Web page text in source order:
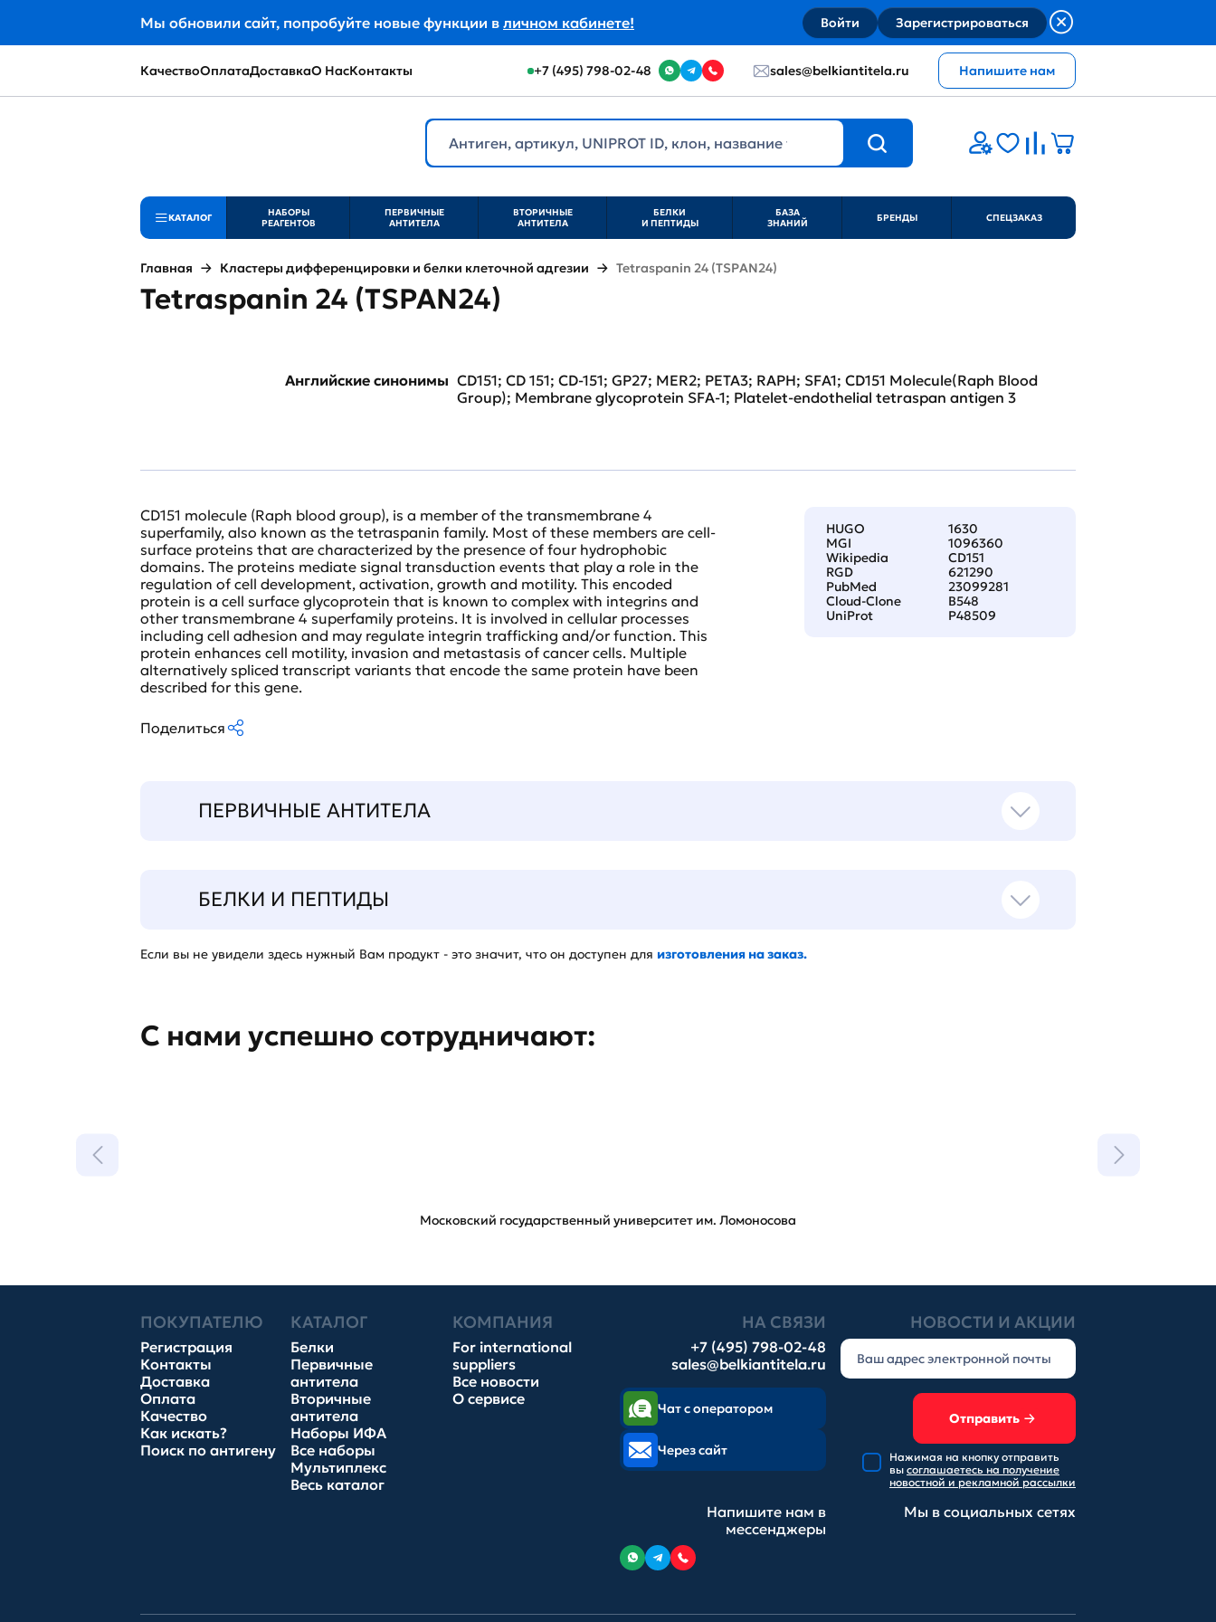
Мы обновили сайт, попробуйте новые функции в личном кабинете! Войти Зарегистрироваться
КачествоОплатаДоставкаО НасКонтакты +7 (495) 798-02-48 sales@belkiantitela.ru Напишите нам
КАТАЛОГ
НАБОРЫ
РЕАГЕНТОВ
ПЕРВИЧНЫЕ
АНТИТЕЛА
ВТОРИЧНЫЕ
АНТИТЕЛА
БЕЛКИ
И ПЕПТИДЫ
БАЗА
ЗНАНИЙ
БРЕНДЫ СПЕЦЗАКАЗ
Главная Кластеры дифференцировки и белки клеточной адгезии Tetraspanin 24 (TSPAN24)
Tetraspanin 24 (TSPAN24)
Английские синонимы CD151; CD 151; CD-151; GP27; MER2; PETA3; RAPH; SFA1; CD151 Molecule(Raph Blood
Group); Membrane glycoprotein SFA-1; Platelet-endothelial tetraspan antigen 3
HUGO
1630
MGI
1096360
Wikipedia
CD151
RGD
621290
PubMed
23099281
Cloud-Clone
B548
UniProt
P48509
CD151 molecule (Raph blood group), is a member of the transmembrane 4
superfamily, also known as the tetraspanin family. Most of these members are cell-
surface proteins that are characterized by the presence of four hydrophobic
domains. The proteins mediate signal transduction events that play a role in the
regulation of cell development, activation, growth and motility. This encoded
protein is a cell surface glycoprotein that is known to complex with integrins and
other transmembrane 4 superfamily proteins. It is involved in cellular processes
including cell adhesion and may regulate integrin trafficking and/or function. This
protein enhances cell motility, invasion and metastasis of cancer cells. Multiple
alternatively spliced transcript variants that encode the same protein have been
described for this gene.
Поделиться
ПЕРВИЧНЫЕ АНТИТЕЛА
БЕЛКИ И ПЕПТИДЫ
Если вы не увидели здесь нужный Вам продукт - это значит, что он доступен для изготовления на заказ.
С нами успешно сотрудничают:
Московский государственный университет им. Ломоносова
ПОКУПАТЕЛЮ
Регистрация
Контакты
Доставка
Оплата
Качество
Как искать?
Поиск по антигену
КАТАЛОГ
Белки
Первичные
антитела
Вторичные
антитела
Наборы ИФА
Все наборы
Мультиплекс
Весь каталог
КОМПАНИЯ
For international
suppliers
Все новости
О сервисе
НА СВЯЗИ
+7 (495) 798-02-48
sales@belkiantitela.ru
НОВОСТИ И АКЦИИ
Отправить
Нажимая на кнопку отправить
вы соглашаетесь на получение
новостной и рекламной рассылки
Чат с оператором
Через сайт
Напишите нам в
мессенджеры
Мы в социальных сетях